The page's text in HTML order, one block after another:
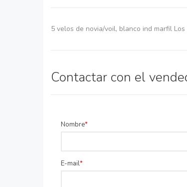
5 velos de novia/voil, blanco ind marfil
Contactar con el
Nombre
E-mail